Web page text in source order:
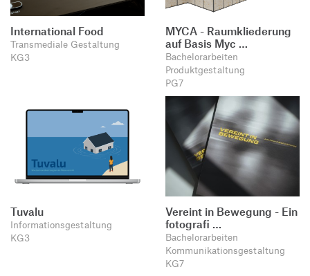
International Food
Transmediale Gestaltung
KG3
MYCA - Raumkliederung
auf Basis Myc …
Bachelorarbeiten
Produktgestaltung
PG7
Tuvalu
Informationsgestaltung
KG3
Vereint in Bewegung - Ein
fotografi …
Bachelorarbeiten
Kommunikationsgestaltung
KG7